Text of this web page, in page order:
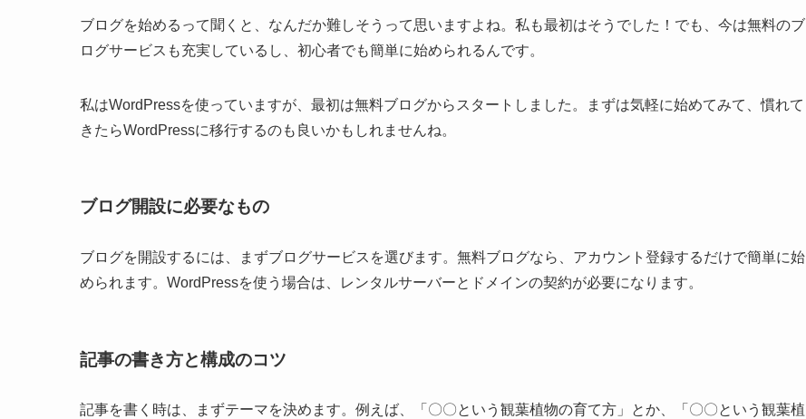
ブログを始めるって聞くと、なんだか難しそうって思いますよね。私も最初はそうでした！でも、今は無料のブ
ログサービスも充実しているし、初心者でも簡単に始められるんです。
私はWordPressを使っていますが、最初は無料ブログからスタートしました。まずは気軽に始めてみて、慣れて
きたらWordPressに移行するのも良いかもしれませんね。
ブログ開設に必要なもの
ブログを開設するには、まずブログサービスを選びます。無料ブログなら、アカウント登録するだけで簡単に始
められます。WordPressを使う場合は、レンタルサーバーとドメインの契約が必要になります。
記事の書き方と構成のコツ
記事を書く時は、まずテーマを決めます。例えば、「〇〇という観葉植物の育て方」とか、「〇〇という観葉植